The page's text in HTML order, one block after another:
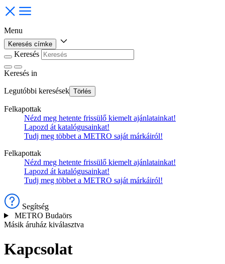
Menu
Keresés címke
Keresés
Keresés in
Legutóbbi keresések Törlés
Felkapottak
Nézd meg hetente frissülő kiemelt ajánlatainkat!
Lapozd át katalógusainkat!
Tudj meg többet a METRO saját márkáiról!
Felkapottak
Nézd meg hetente frissülő kiemelt ajánlatainkat!
Lapozd át katalógusainkat!
Tudj meg többet a METRO saját márkáiról!
Segítség
METRO Budaörs
Másik áruház kiválasztva
Kapcsolat